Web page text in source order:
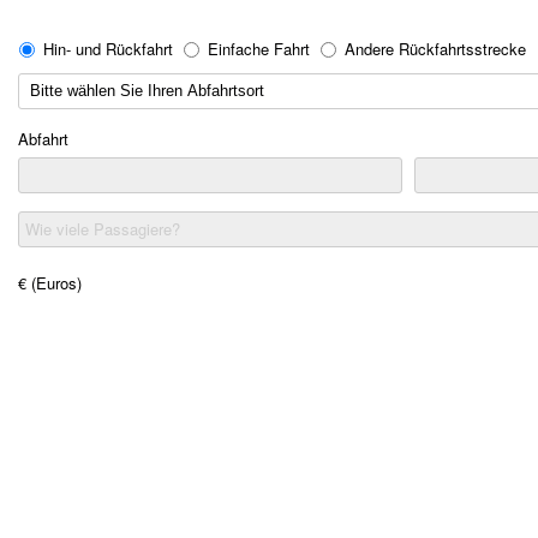
Hin- und Rückfahrt Einfache Fahrt Andere Rückfahrtsstrecke
Abfahrt
Wie viele Passagiere?
€ (Euros)